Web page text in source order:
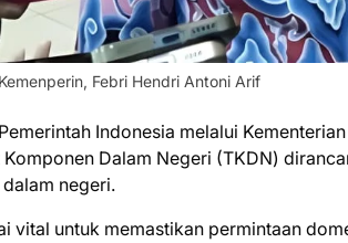
Febri Hendri Antoni Arif
Indonesia melalui
Dalam Negeri (TKDN)
negeri.
vital untuk memastikan permintaan